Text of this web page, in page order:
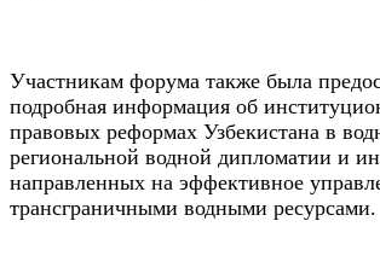
Участникам форума также была
подробная информация об
правовых реформах Узбекистана в
региональной водной дипломатии и
направленных на эффективное
трансграничными водными ресурсами.